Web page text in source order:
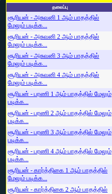
தலைப்பு
சூரியன் - அசுவனி 1 ஆம் பாதத்தில்
மேலும் படிக்க...
சூரியன் - அசுவனி 2 ஆம் பாதத்தில்
மேலும் படிக்க...
சூரியன் - அசுவனி 3 ஆம் பாதத்தில்
மேலும் படிக்க...
சூரியன் - அசுவனி 4 ஆம் பாதத்தில்
மேலும் படிக்க...
சூரியன் - பரணி 1 ஆம் பாதத்தில் மேலும்
படிக்க...
சூரியன் - பரணி 2 ஆம் பாதத்தில் மேலும்
படிக்க...
சூரியன் - பரணி 3 ஆம் பாதத்தில் மேலும்
படிக்க...
சூரியன் - பரணி 4 ஆம் பாதத்தில் மேலும்
படிக்க...
சூரியன் - கார்த்திகை 1 ஆம் பாதத்தில்
மேலும் படிக்க...
சூரியன் - கார்த்திகை 2 ஆம் பாதத்தில்